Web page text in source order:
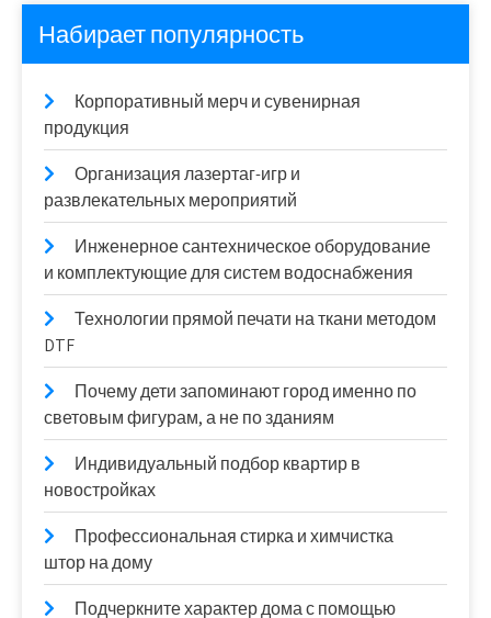
Набирает популярность
Корпоративный мерч и сувенирная
продукция
Организация лазертаг-игр и
развлекательных мероприятий
Инженерное сантехническое оборудование
и комплектующие для систем водоснабжения
Технологии прямой печати на ткани методом
DTF
Почему дети запоминают город именно по
световым фигурам, а не по зданиям
Индивидуальный подбор квартир в
новостройках
Профессиональная стирка и химчистка
штор на дому
Подчеркните характер дома с помощью